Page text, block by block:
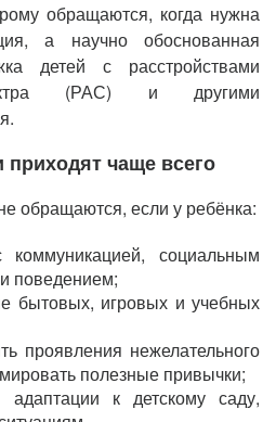
обращаются, когда нужна
а научно обоснованная
детей с расстройствами
(РАС) и другими
чаще всего
обращаются, если у ребёнка:
коммуникацией, социальным
поведением;
бытовых, игровых и учебных
проявления нежелательного
полезные привычки;
к детскому саду,